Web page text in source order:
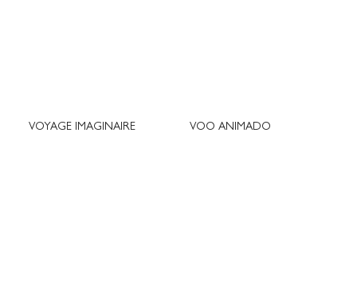
VOYAGE IMAGINAIRE VOO ANIMADO